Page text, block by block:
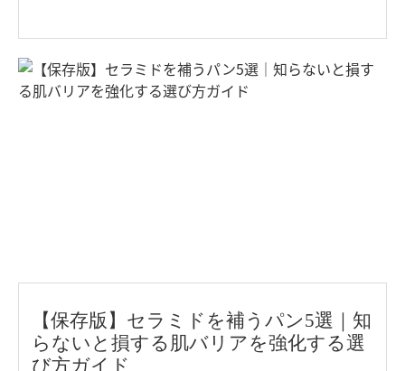
【保存版】セラミドを補うパン5選｜知
らないと損する肌バリアを強化する選
び方ガイド